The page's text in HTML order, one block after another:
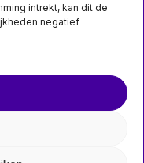
intrekt, kan dit de
negatief